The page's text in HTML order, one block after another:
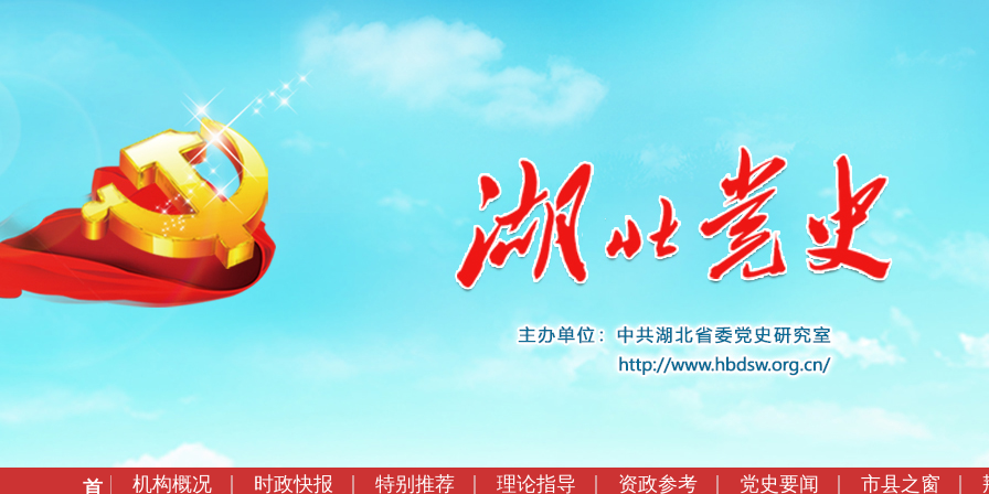
首 机构概况 时政快报 特别推荐 理论指导 资政参考 党史要闻 市县之窗